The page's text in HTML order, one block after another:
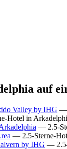
auf
Valley by IHG —
Hotel in
— 2.5-
— 2.5-Sterne-
by IHG — 2.5-